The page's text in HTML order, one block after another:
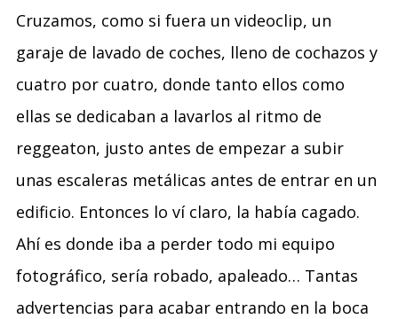
Cruzamos, como si fuera un videoclip, un
garaje de lavado de coches, lleno de cochazos y
cuatro por cuatro, donde tanto ellos como
ellas se dedicaban a lavarlos al ritmo de
reggeaton, justo antes de empezar a subir
unas escaleras metálicas antes de entrar en un
edificio. Entonces lo ví claro, la había cagado.
Ahí es donde iba a perder todo mi equipo
fotográfico, sería robado, apaleado… Tantas
advertencias para acabar entrando en la boca